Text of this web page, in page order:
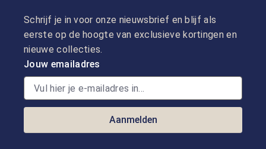
Schrijf je in voor onze nieuwsbrief en blijf als
eerste op de hoogte van exclusieve kortingen en
nieuwe collecties.
Jouw emailadres
Aanmelden